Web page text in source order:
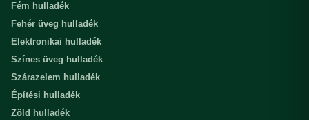
Fém hulladék
Fehér üveg hulladék
Elektronikai hulladék
Színes üveg hulladék
Szárazelem hulladék
Építési hulladék
Zöld hulladék